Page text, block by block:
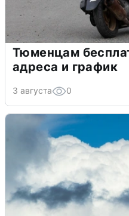
Тюменцам
адреса и график
3 августа 0